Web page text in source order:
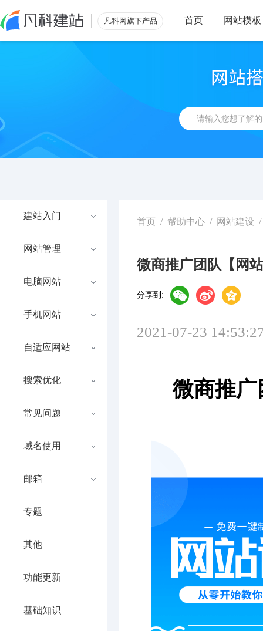
凡科网旗下产品 首页 网站模板
建站入门
网站管理
电脑网站
手机网站
自适应网站
搜索优化
常见问题
域名使用
邮箱
专题
其他
功能更新
基础知识
首页 / 帮助中心 / 网站建设 /
微商推广团队【网
分享到:
2021-07-23
微商推广